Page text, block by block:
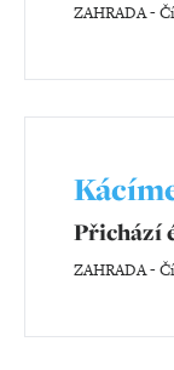
ZAHRADA-
Přichází
ZAHRADA-